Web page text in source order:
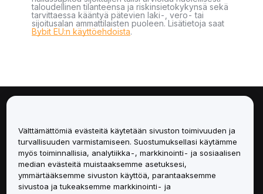
taloudellinen tilanteensa ja riskinsietokykynsä sekä
tarvittaessa kääntyä pätevien laki-, vero- tai
sijoitusalan ammattilaisten puoleen. Lisätietoja saat
Bybit EU:n käyttöehdoista.
Palvelut
Tuki
Välttämättömiä evästeitä käytetään sivuston toimivuuden ja
turvallisuuden varmistamiseen. Suostumuksellasi käytämme
myös toiminnallisia, analytiikka-, markkinointi- ja sosiaalisen
median evästeitä muistaaksemme asetuksesi,
ymmärtääksemme sivuston käyttöä, parantaaksemme
sivustoa ja tukeaksemme markkinointi- ja